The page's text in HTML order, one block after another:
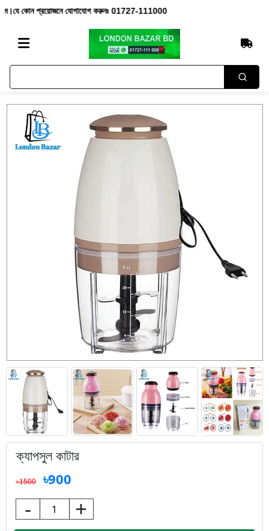
কোন প্রয়োজনে যোগাযোগ করুনঃ 01727-111000
ক্যাপসুল কাটার
৳1500 ৳900
- +